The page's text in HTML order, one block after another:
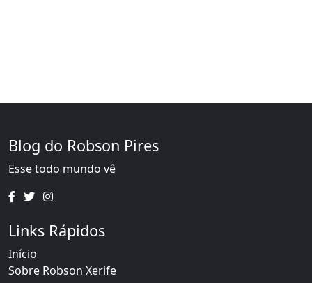
Blog do Robson Pires
Esse todo mundo vê
Links Rápidos
Início
Sobre Robson Xerife